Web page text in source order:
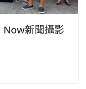
Now新聞攝影